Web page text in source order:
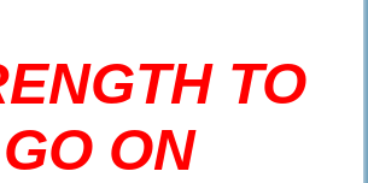
TO
GO ON